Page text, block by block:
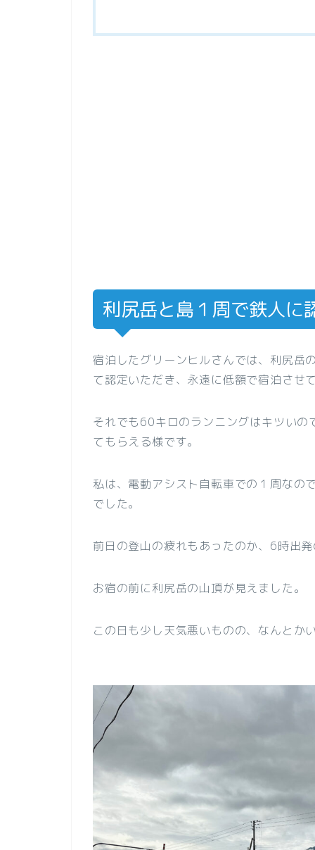
利尻岳と島１周で鉄人に
宿泊したグリーンヒルさんでは、利尻岳
て認定いただき、永遠に低額で宿泊させ
それでも60キロのランニングはキツい
てもらえる様です。
私は、電動アシスト自転車での１周なの
でした。
前日の登山の疲れもあったのか、6時出
お宿の前に利尻岳の山頂が見えました。
この日も少し天気悪いものの、なんとか